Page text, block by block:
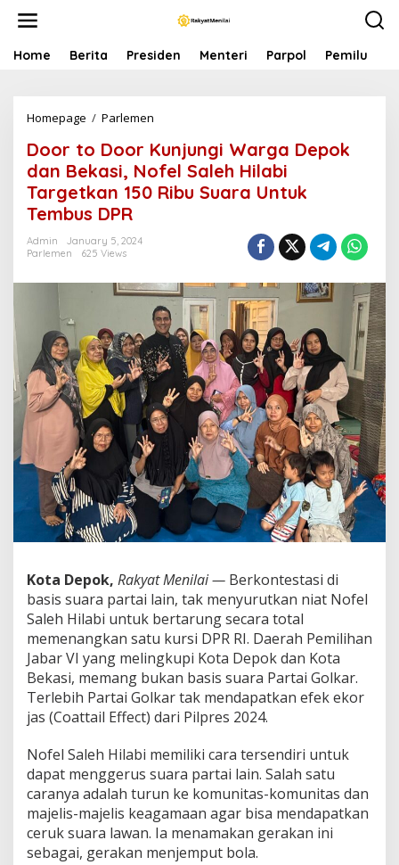
Home Berita Presiden Menteri Parpol Pemilu
Homepage / Parlemen
o
r
t
o
u
n
j
u
n
g
W
a
r
a
D
e
o
a
n
B
k
a
s
i
,
N
f
e
S
a
l
e
Door to Door Kunjungi Warga Depok
dan Bekasi, Nofel Saleh Hilabi
Targetkan 150 Ribu Suara Untuk
Tembus DPR
Admin
January 5, 2024
Parlemen
625 Views
Kota Depok, Rakyat Menilai — Berkontestasi di
basis suara partai lain, tak menyurutkan niat Nofel
Saleh Hilabi untuk bertarung secara total
memenangkan satu kursi DPR RI. Daerah Pemilihan
Jabar VI yang melingkupi Kota Depok dan Kota
Bekasi, memang bukan basis suara Partai Golkar.
Terlebih Partai Golkar tak mendapatkan efek ekor
jas (Coattail Effect) dari Pilpres 2024.
Nofel Saleh Hilabi memiliki cara tersendiri untuk
dapat menggerus suara partai lain. Salah satu
caranya adalah turun ke komunitas-komunitas dan
majelis-majelis keagamaan agar bisa mendapatkan
ceruk suara lawan. Ia menamakan gerakan ini
sebagai, gerakan menjemput bola.